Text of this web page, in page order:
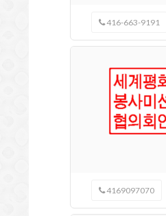
416-663-9191
4169097070